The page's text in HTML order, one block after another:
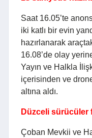
Saat 16.05’te
iki katlı bir evin
hazırlanarak
16.08’de olay
Yayın ve Halkla
içerisinden ve
altına aldı.
Düzceli sürücüler
Çoban Mevkii ve